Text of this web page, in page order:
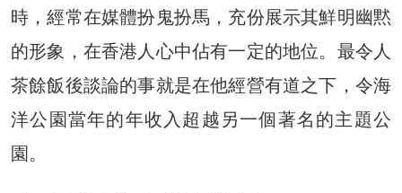
時，經常在媒體扮鬼扮馬，充份展示其鮮明幽黙
的形象，在香港人心中佔有一定的地位。最令人
茶餘飯後談論的事就是在他經營有道之下，令海
洋公園當年的年收入超越另一個著名的主題公
園。